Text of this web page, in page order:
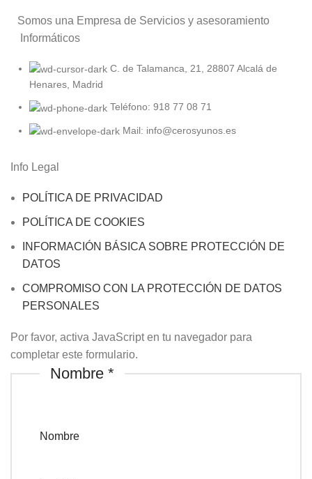
Somos una Empresa de Servicios y asesoramiento
Informáticos
C. de Talamanca, 21, 28807 Alcalá de
Henares, Madrid
Teléfono: 918 77 08 71
Mail: info@cerosyunos.es
Info Legal
POLÍTICA DE PRIVACIDAD
POLÍTICA DE COOKIES
INFORMACIÓN BÁSICA SOBRE PROTECCIÓN DE
DATOS
COMPROMISO CON LA PROTECCIÓN DE DATOS
PERSONALES
Por favor, activa JavaScript en tu navegador para
completar este formulario.
Nombre *
Nombre